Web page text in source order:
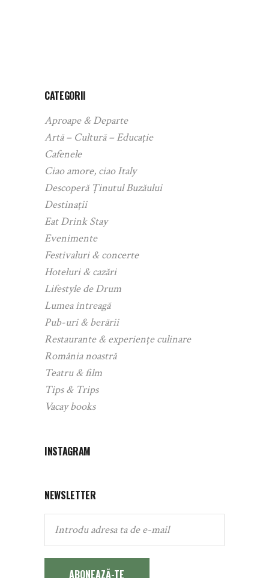
CATEGORII
Aproape & Departe
Artă – Cultură – Educație
Cafenele
Ciao amore, ciao Italy
Descoperă Ținutul Buzăului
Destinații
Eat Drink Stay
Evenimente
Festivaluri & concerte
Hoteluri & cazări
Lifestyle de Drum
Lumea întreagă
Pub-uri & berării
Restaurante & experiențe culinare
România noastră
Teatru & film
Tips & Trips
Vacay books
INSTAGRAM
NEWSLETTER
ABONEAZĂ-TE